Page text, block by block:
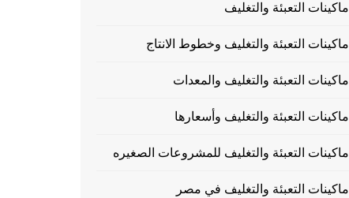
ماكينات التعبئة والتغليف
ماكينات التعبئة والتغليف وخطوط الانتاج
ماكينات التعبئة والتغليف والمعدات
ماكينات التعبئة والتغليف وأسعارها
ماكينات التعبئة والتغليف للمشروعات الصغيره
ماكينات التعبئة والتغليف في مصر